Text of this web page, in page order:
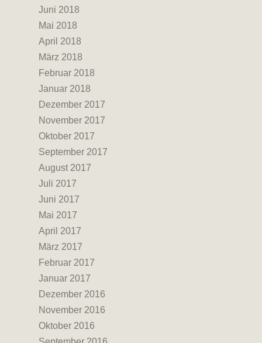
Juni 2018
Mai 2018
April 2018
März 2018
Februar 2018
Januar 2018
Dezember 2017
November 2017
Oktober 2017
September 2017
August 2017
Juli 2017
Juni 2017
Mai 2017
April 2017
März 2017
Februar 2017
Januar 2017
Dezember 2016
November 2016
Oktober 2016